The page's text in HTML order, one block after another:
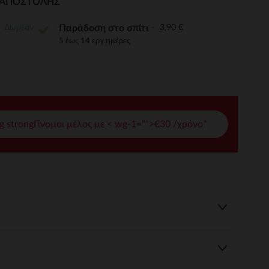
να διαχειριστείτε τις ρυθμίσεις απορρήτου,
ΑΠΟΣΤΟΛΉΣ
Παράδοση στο σπίτι 3,90 €
5 έως 14 εργ.ημέρες
strongΓίνομαι μέλος με < wg-1="">€30 /χρόνο*